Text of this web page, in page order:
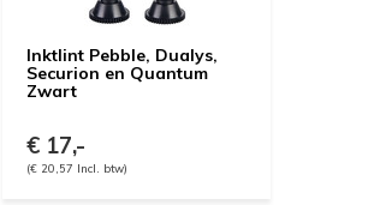
Inktlint Pebble, Dualys,
Securion en Quantum
Zwart
€ 17,-
(€ 20,57 Incl. btw)